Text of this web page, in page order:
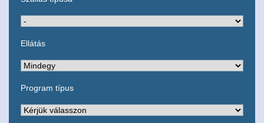
Ellátás
Program típus